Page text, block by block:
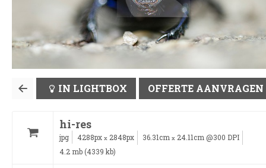
IN LIGHTBOX OFFERTE AANVRAGEN
hi-res
jpg 4288px x 2848px 36.31cm x 24.11cm @300 DPI
4.2 mb (4339 kb)